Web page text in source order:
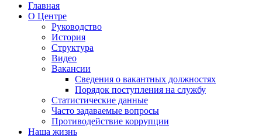
Главная
О Центре
Руководство
История
Структура
Видео
Вакансии
Сведения о вакантных должностях
Порядок поступления на службу
Статистические данные
Часто задаваемые вопросы
Противодействие коррупции
Наша жизнь